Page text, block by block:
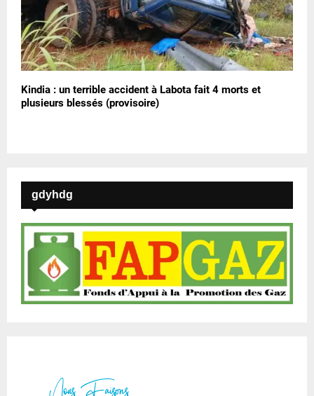
Kindia : un terrible accident à Labota fait 4 morts et
plusieurs blessés (provisoire)
gdyhdg